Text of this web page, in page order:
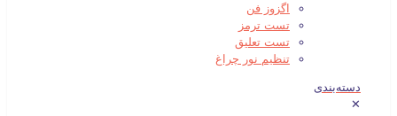
اگزوز فن
تست ترمز
تست تعلیق
تنظیم نور چراغ
دسته‌بندی
✕